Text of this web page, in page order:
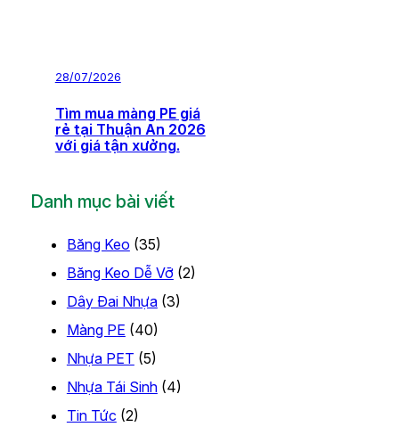
28/07/2026
Tìm mua màng PE giá
rẻ tại Thuận An 2026
với giá tận xưởng.
Danh mục bài viết
Băng Keo (35)
Băng Keo Dễ Vỡ(2)
Dây Đai Nhựa(3)
Màng PE (40)
Nhựa PET (5)
Nhựa Tái Sinh(4)
Tin Tức (2)